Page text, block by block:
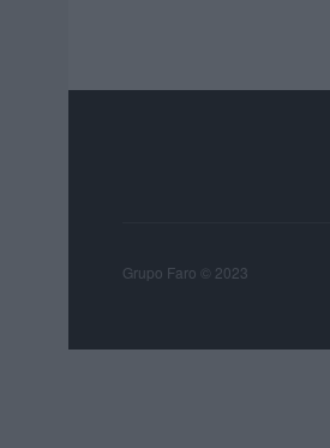
Grupo Faro © 2023